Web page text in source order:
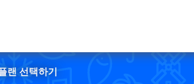
랜 선택하기